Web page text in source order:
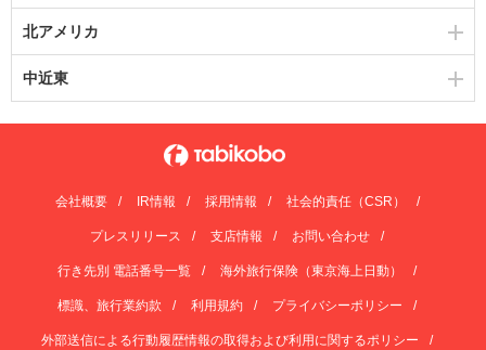
北アメリカ
中近東
会社概要 IR情報 採用情報 社会的責任（CSR）
プレスリリース 支店情報 お問い合わせ
行き先別 電話番号一覧 海外旅行保険（東京海上日動）
標識、旅行業約款 利用規約 プライバシーポリシー
外部送信による行動履歴情報の取得および利用に関するポリシー